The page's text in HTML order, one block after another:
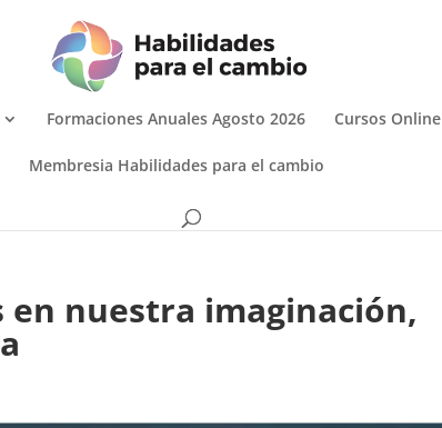
Formaciones Anuales Agosto 2026 Cursos Online
Membresia Habilidades para el cambio
nuestra imaginación,